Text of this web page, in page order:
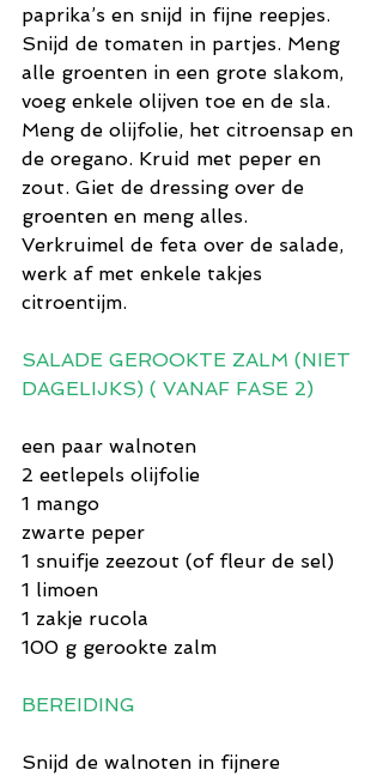
paprika’s en snijd in fijne reepjes.
Snijd de tomaten in partjes. Meng
alle groenten in een grote slakom,
voeg enkele olijven toe en de sla.
Meng de olijfolie, het citroensap en
de oregano. Kruid met peper en
zout. Giet de dressing over de
groenten en meng alles.
Verkruimel de feta over de salade,
werk af met enkele takjes
citroentijm.
SALADE GEROOKTE ZALM (NIET
DAGELIJKS) ( VANAF FASE 2)
een paar walnoten
2 eetlepels olijfolie
1 mango
zwarte peper
1 snuifje zeezout (of fleur de sel)
1 limoen
1 zakje rucola
100 g gerookte zalm
BEREIDING
Snijd de walnoten in fijnere